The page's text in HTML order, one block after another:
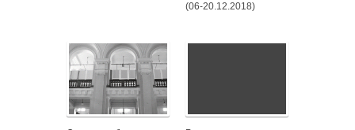
(06-20.12.2018)